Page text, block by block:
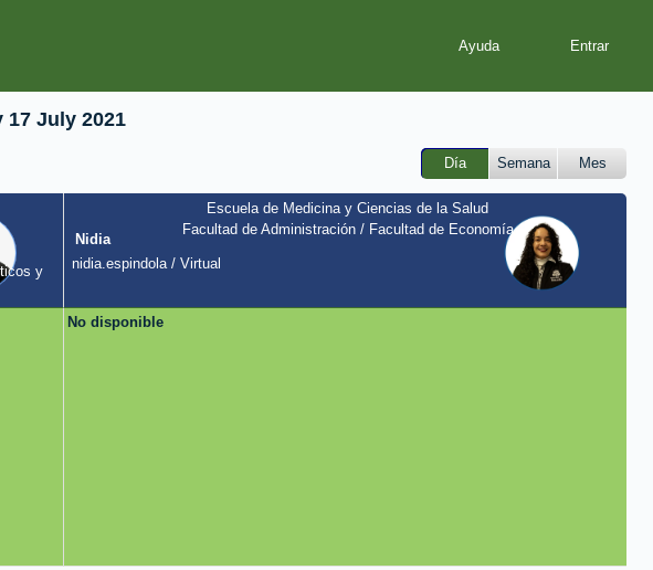
Ayuda
17 July 2021
Día Semana Mes
y
Nidia
nidia.espindola / Virtual
Escuela de Medicina y Ciencias de la Salud
Facultad de Administración / Facultad de Economía
No disponible